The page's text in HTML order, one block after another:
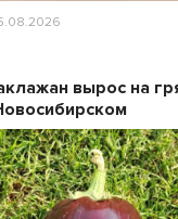
вырос на